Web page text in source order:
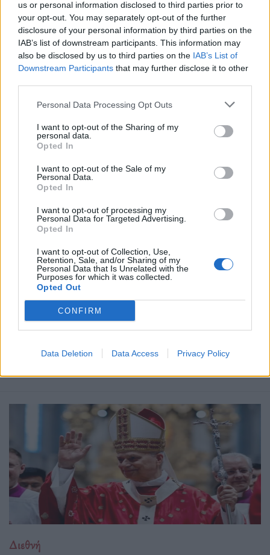
us or personal information disclosed to third parties prior to
your opt-out. You may separately opt-out of the further
disclosure of your personal information by third parties on the
IAB’s list of downstream participants. This information may
also be disclosed by us to third parties on the IAB’s List of
Downstream Participants that may further disclose it to other
Personal Data Processing Opt Outs
I want to opt-out of the Sharing of my
personal data.
Opted In
I want to opt-out of the Sale of my
Personal Data.
Opted In
I want to opt-out of processing my
Personal Data for Targeted Advertising.
Opted In
I want to opt-out of Collection, Use,
Retention, Sale, and/or Sharing of my
Personal Data that Is Unrelated with the
Purposes for which it was collected.
Opted Out
CONFIRM
Data Deletion Data Access Privacy Policy
πηγή: ΑΠΕ
Ακολουθήστε το OLAFAQ
Newsroom
Ετικέτες :Εργατικό Κόμμα, Νέα Ζηλανδία,Πρωθυπουργος
Δείτε επίσης
Διεθνή